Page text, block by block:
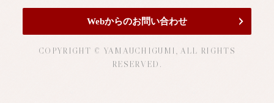
Webからのお問い合わせ
COPYRIGHT © YAMAUCHIGUMI, ALL RIGHTS
RESERVED.